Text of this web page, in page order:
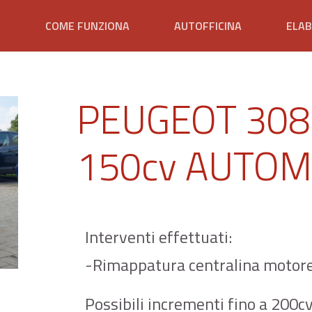
COME FUNZIONA AUTOFFICINA
PEUGEOT
150cv
Interventi effettuati:
-Rimappatura centralina
Possibili incrementi fino a